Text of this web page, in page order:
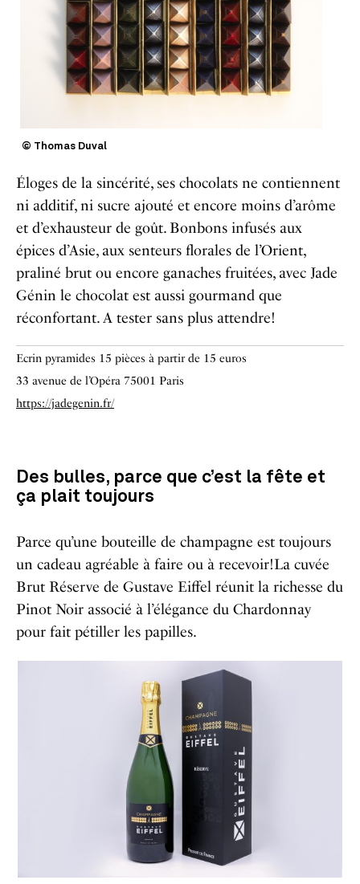
© Thomas Duval
Éloges de la sincérité, ses chocolats ne contiennent
ni additif, ni sucre ajouté et encore moins d’arôme
et d’exhausteur de goût. Bonbons infusés aux
épices d’Asie, aux senteurs florales de l’Orient,
praliné brut ou encore ganaches fruitées, avec Jade
Génin le chocolat est aussi gourmand que
réconfortant. A tester sans plus attendre!
Ecrin pyramides 15 pièces à partir de 15 euros
33 avenue de l’Opéra 75001 Paris
https://jadegenin.fr/
Des bulles, parce que c’est la fête et
ça plait toujours
Parce qu’une bouteille de champagne est toujours
un cadeau agréable à faire ou à recevoir!La cuvée
Brut Réserve de Gustave Eiffel réunit la richesse du
Pinot Noir associé à l’élégance du Chardonnay
pour fait pétiller les papilles.